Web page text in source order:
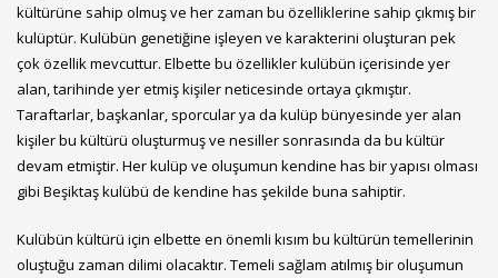
kültürüne sahip olmuş ve her zaman bu özelliklerine sahip çıkmış bir
kulüptür. Kulübün genetiğine işleyen ve karakterini oluşturan pek
çok özellik mevcuttur. Elbette bu özellikler kulübün içerisinde yer
alan, tarihinde yer etmiş kişiler neticesinde ortaya çıkmıştır.
Taraftarlar, başkanlar, sporcular ya da kulüp bünyesinde yer alan
kişiler bu kültürü oluşturmuş ve nesiller sonrasında da bu kültür
devam etmiştir. Her kulüp ve oluşumun kendine has bir yapısı olması
gibi Beşiktaş kulübü de kendine has şekilde buna sahiptir.
Kulübün kültürü için elbette en önemli kısım bu kültürün temellerinin
oluştuğu zaman dilimi olacaktır. Temeli sağlam atılmış bir oluşumun